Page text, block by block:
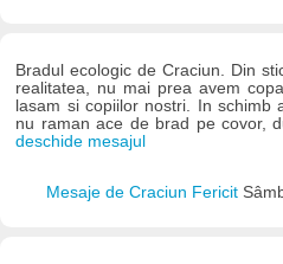
Bradul ecologic de Craciun. Din
realitatea, nu mai prea avem
lasam si copiilor nostri. In schimb
nu raman ace de brad pe covor,
deschide mesajul
Mesaje de Craciun Fericit